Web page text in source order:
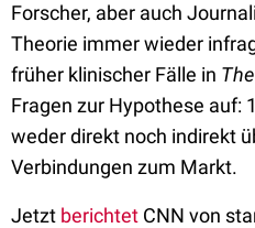
Forscher, aber auch
Theorie immer wieder
früher klinischer Fälle in
Fragen zur Hypothese auf:
weder direkt noch indirekt
Verbindungen zum Markt.
Jetzt berichtet CNN von